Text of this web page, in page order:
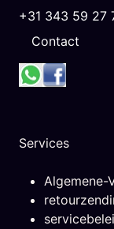
+31 343 59 27
Contact
Services
Algemene-